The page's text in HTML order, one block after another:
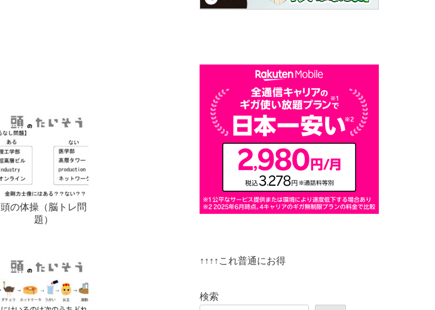
頭の体操（脳トレ問
題）
↑↑↑↑これ普通にお得
検索